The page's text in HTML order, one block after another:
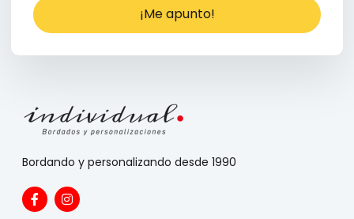
¡Me apunto!
Bordando y personalizando desde 1990